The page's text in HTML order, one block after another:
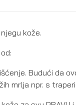
kože.
Budući da
mrlja npr. s